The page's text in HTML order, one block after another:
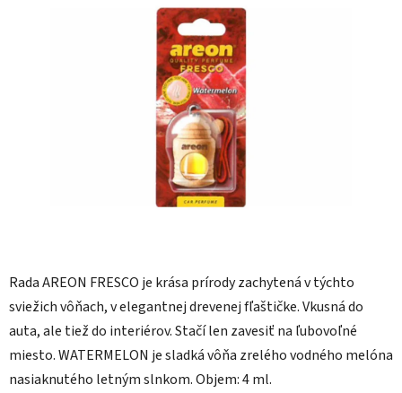
Rada AREON FRESCO je krása prírody zachytená v týchto
sviežich vôňach, v elegantnej drevenej fľaštičke. Vkusná do
auta, ale tiež do interiérov. Stačí len zavesiť na ľubovoľné
miesto. WATERMELON je sladká vôňa zrelého vodného melóna
nasiaknutého letným slnkom. Objem: 4 ml.